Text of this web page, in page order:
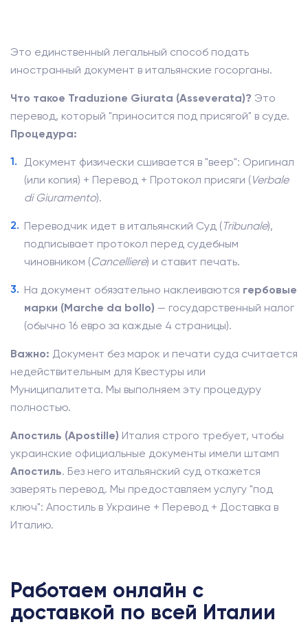
Это единственный легальный способ подать
иностранный документ в итальянские госорганы.
Что такое Traduzione Giurata (Asseverata)? Это
перевод, который "приносится под присягой" в суде.
Процедура:
Документ физически сшивается в "веер": Оригинал
(или копия) + Перевод + Протокол присяги (Verbale
di Giuramento).
Переводчик идет в итальянский Суд (Tribunale),
подписывает протокол перед судебным
чиновником (Cancelliere) и ставит печать.
На документ обязательно наклеиваются гербовые
марки (Marche da bollo) — государственный налог
(обычно 16 евро за каждые 4 страницы).
Важно: Документ без марок и печати суда считается
недействительным для Квестуры или
Муниципалитета. Мы выполняем эту процедуру
полностью.
Апостиль (Apostille) Италия строго требует, чтобы
украинские официальные документы имели штамп
Апостиль. Без него итальянский суд откажется
заверять перевод. Мы предоставляем услугу "под
ключ": Апостиль в Украине + Перевод + Доставка в
Италию.
Работаем онлайн с
доставкой по всей Италии